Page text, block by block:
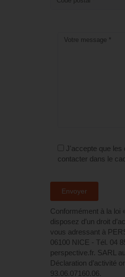
J'accepte que les
contacter dans le
Conformément à la loi
disposez d’un droit
vous adressant à
06100 NICE - Tél. 04
perspective.fr. SARL
Déclaration d’activité
93.06.07160.06.